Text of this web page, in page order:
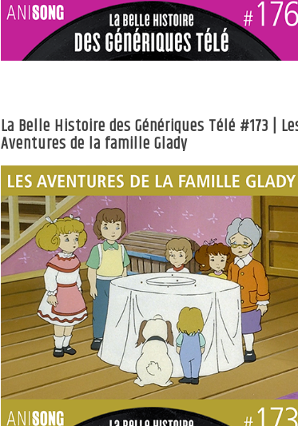
La Belle Histoire des Génériques Télé #173 |
Aventures de la famille Glady